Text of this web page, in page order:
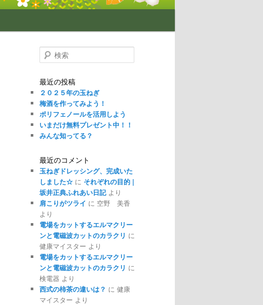
検
索
最近の投稿
２０２５年の玉ねぎ
梅酒を作ってみよう！
ポリフェノールを活用しよう
いまだけ無料プレゼント中！！
みんな知ってる？
最近のコメント
玉ねぎドレッシング、完成いた
しました☆ に それぞれの目的 |
坂井正典ふれあい日記より
肩こりがツライ に 空野 美香
より
電場をカットするエルマクリー
ンと電磁波カットのカラクリ に
健康マイスター より
電場をカットするエルマクリー
ンと電磁波カットのカラクリ に
検電器 より
西式の柿茶の違いは？ に 健康
マイスター より